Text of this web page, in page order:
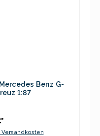
Benz G-
1:87
Versandkosten